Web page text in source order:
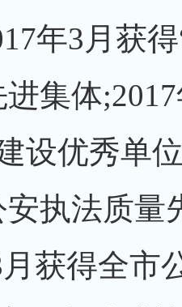
年3月获
集体
设优秀单
执法质量
获得全市